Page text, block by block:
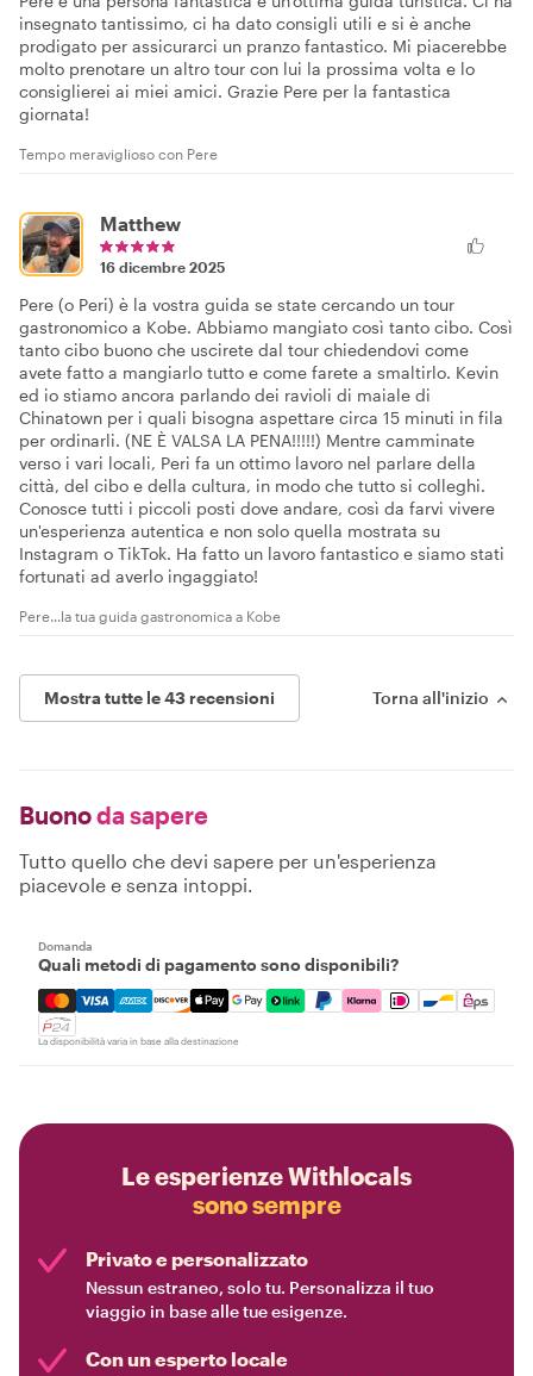
insegnato tantissimo, ci ha dato consigli utili e si è anche
prodigato per assicurarci un pranzo fantastico. Mi piacerebbe
molto prenotare un altro tour con lui la prossima volta e lo
consiglierei ai miei amici. Grazie Pere per la fantastica
giornata!
Tempo meraviglioso con Pere
Matthew
16 dicembre 2025
Pere (o Peri) è la vostra guida se state cercando un tour
gastronomico a Kobe. Abbiamo mangiato così tanto cibo. Così
tanto cibo buono che uscirete dal tour chiedendovi come
avete fatto a mangiarlo tutto e come farete a smaltirlo. Kevin
ed io stiamo ancora parlando dei ravioli di maiale di
Chinatown per i quali bisogna aspettare circa 15 minuti in fila
per ordinarli. (NE È VALSA LA PENA!!!!!) Mentre camminate
verso i vari locali, Peri fa un ottimo lavoro nel parlare della
città, del cibo e della cultura, in modo che tutto si colleghi.
Conosce tutti i piccoli posti dove andare, così da farvi vivere
un'esperienza autentica e non solo quella mostrata su
Instagram o TikTok. Ha fatto un lavoro fantastico e siamo stati
fortunati ad averlo ingaggiato!
Pere...la tua guida gastronomica a Kobe
Mostra tutte le 43 recensioni Torna all'inizio
Buonoda sapere
Tutto quello che devi sapere per un'esperienza
piacevole e senza intoppi.
Domanda
Quali metodi di pagamento sono disponibili?
Mastercard, Visa, Amex, Discover, Apple Pay, Google
La disponibilità varia in base alla destinazione
Le esperienze Withlocals
sono sempre
Privato e personalizzato
Nessun estraneo, solo tu. Personalizza il tuo
viaggio in base alle tue esigenze.
Con un esperto locale